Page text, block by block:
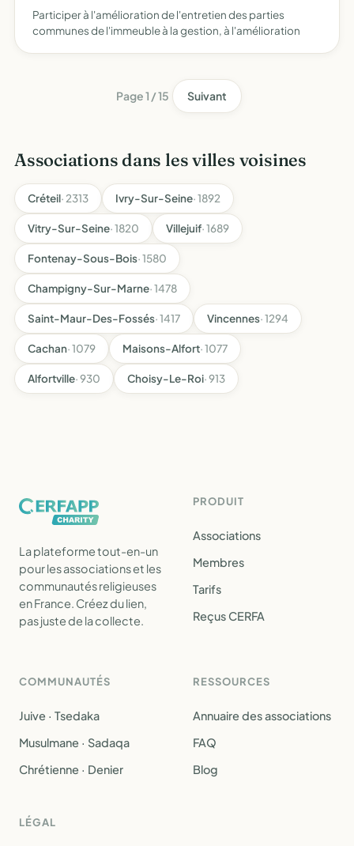
Participer à l'amélioration de l'entretien des parties
communes de l'immeuble à la gestion, à l'amélioration
Page 1 / 15 Suivant
Associations dans les villes voisines
Créteil· 2313 Ivry-Sur-Seine· 1892
Vitry-Sur-Seine· 1820 Villejuif· 1689
Fontenay-Sous-Bois· 1580
Champigny-Sur-Marne· 1478
Saint-Maur-Des-Fossés· 1417 Vincennes· 1294
Cachan· 1079 Maisons-Alfort· 1077
Alfortville· 930 Choisy-Le-Roi· 913
La plateforme tout-en-un
pour les associations et les
communautés religieuses
en France. Créez du lien,
pas juste de la collecte.
PRODUIT
Associations
Membres
Tarifs
Reçus CERFA
COMMUNAUTÉS
Juive · Tsedaka
Musulmane · Sadaqa
Chrétienne · Denier
RESSOURCES
Annuaire des associations
FAQ
Blog
LÉGAL